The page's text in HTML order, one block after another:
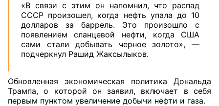
«В связи с этим он напомнил, что распад
СССР произошел, когда нефть упала до 10
долларов за баррель. Это произошло с
появлением сланцевой нефти, когда США
сами стали добывать черное золото», —
подчеркнул Рашид Жаксылыков.
Обновленная экономическая политика Дональда
Трампа, о которой он заявил, включает в себя
первым пунктом увеличение добычи нефти и газа.